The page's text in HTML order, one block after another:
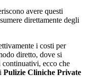
avere questi
direttamente degli
i costi per
diretto, dove si
continuativi, ecco che
Pulizie Cliniche Private